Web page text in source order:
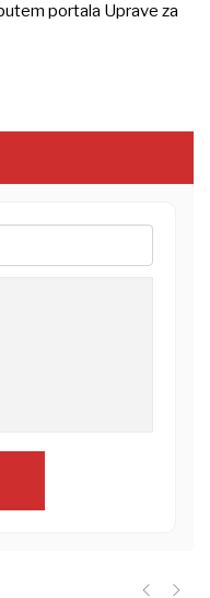
portala Uprave za